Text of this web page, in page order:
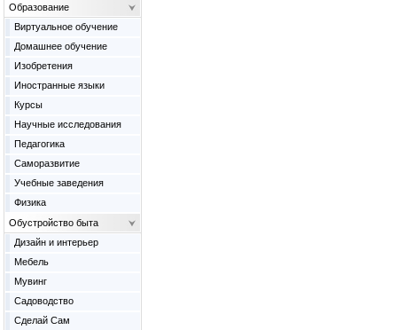
Образование
Виртуальное обучение
Домашнее обучение
Изобретения
Иностранные языки
Курсы
Научные исследования
Педагогика
Саморазвитие
Учебные заведения
Физика
Обустройство быта
Дизайн и интерьер
Мебель
Мувинг
Садоводство
Сделай Сам